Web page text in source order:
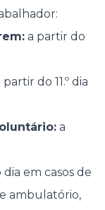
a partir do
do 11.º dia
a
em casos de
ambulatório,